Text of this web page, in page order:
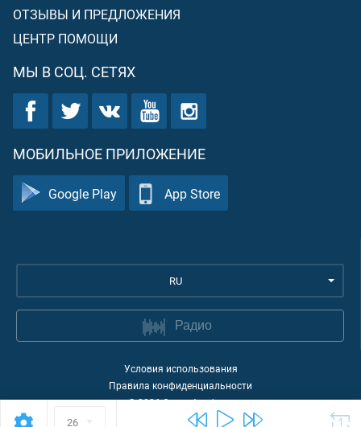
26
ОТЗЫВЫ И ПРЕДЛОЖЕНИЯ
ЦЕНТР ПОМОЩИ
МЫ В СОЦ. СЕТЯХ
МОБИЛЬНОЕ ПРИЛОЖЕНИЕ
Google Play App Store
RU
Радио
Условия использования
Правила конфиденциальности
©2026Quran Academy